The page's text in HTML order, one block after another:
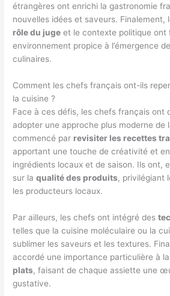
étrangères ont enrichi la gastronomie
nouvelles idées et saveurs. Finalement,
rôle du juge et le contexte politique ont
environnement propice à l’émergence
culinaires.
Comment les chefs français ont-ils
la cuisine ?
Face à ces défis, les chefs français ont
adopter une approche plus moderne de
commencé par revisiter les recettes
apportant une touche de créativité et
ingrédients locaux et de saison. Ils ont,
sur laqualité des produits, privilégiant
les producteurs locaux.
Par ailleurs, les chefs ont intégré des
telles que la cuisine moléculaire ou la
sublimer les saveurs et les textures.
accordé une importance particulière à la
plats, faisant de chaque assiette une
gustative.